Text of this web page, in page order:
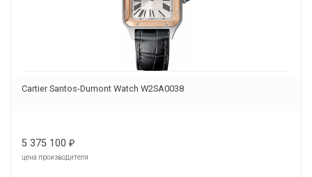
Cartier Santos-Dumont Watch W2SA0038
5 375 100 ₽
цена производителя